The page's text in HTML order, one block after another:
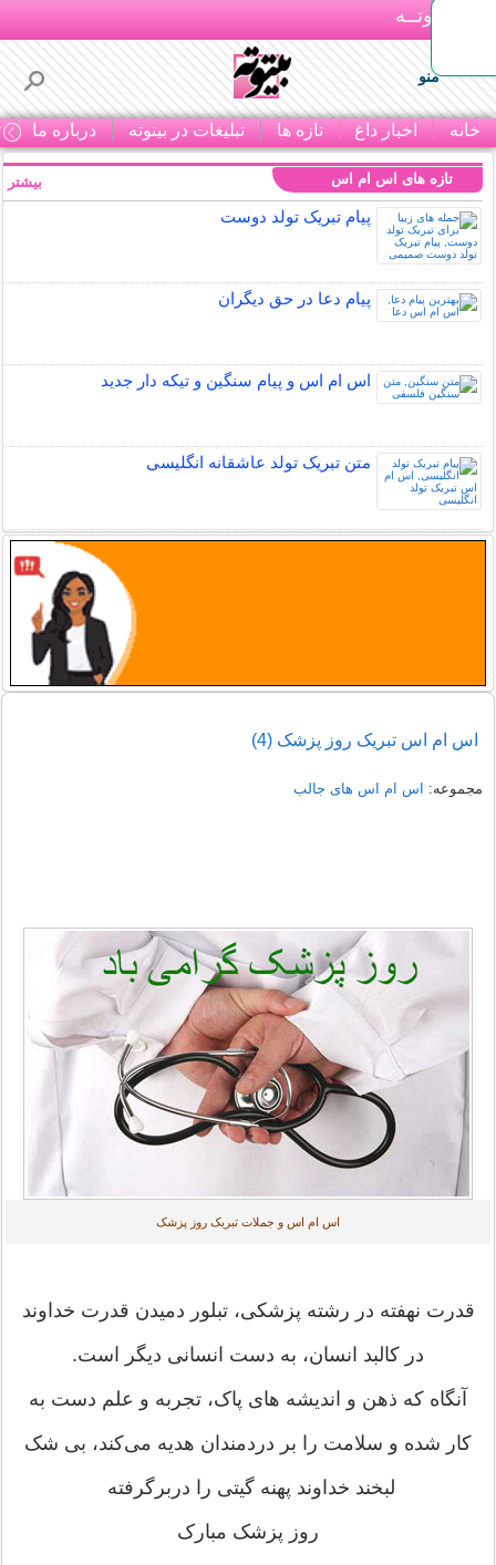
بـیتوتــه
منو
خانه اخبار داغ تازه ها تبلیغات در بیتوته درباره ما
تازه های اس ام اس
پیام تبریک تولد دوست
پیام دعا در حق دیگران
اس ام اس و پیام سنگین و تیکه دار جدید
متن تبریک تولد عاشقانه انگلیسی
بیشتر
اس ام اس تبریک روز پزشک (4)
مجموعه: اس ام اس های جالب
اس ام اس و جملات تبریک روز پزشک
قدرت نهفته در رشته پزشکی، تبلور دمیدن قدرت خداوند
در کالبد انسان، به دست انسانی دیگر است.
آنگاه که ذهن و اندیشه های پاک، تجربه و علم دست به
کار شده و سلامت را بر دردمندان هدیه می‌کند، بی شک
لبخند خداوند پهنه گیتی را دربرگرفته
روز پزشک مبارک